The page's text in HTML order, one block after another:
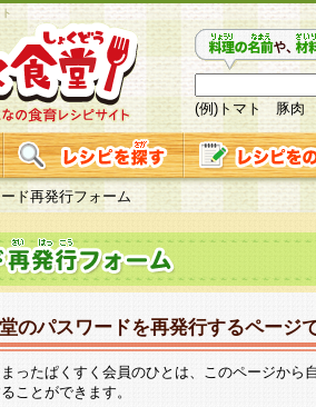
(例)トマト 豚肉
ド再発行フォーム
のパスワードを再発行するページ
ったぱくすく会員のひとは、このページから
ことができます。